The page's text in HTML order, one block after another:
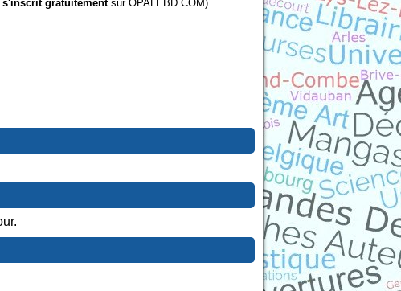
s'inscrit gratuitementsur OPALEBD.COM)